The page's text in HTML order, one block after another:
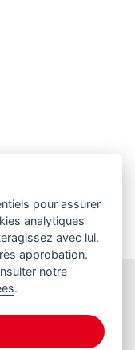
pour assurer
analytiques
avec lui.
approbation.
notre
.